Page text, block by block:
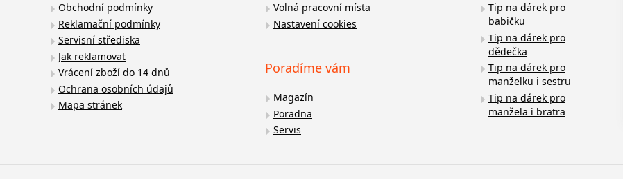
Obchodní podmínky
Reklamační podmínky
Servisní střediska
Jak reklamovat
Vrácení zboží do 14 dnů
Ochrana osobních údajů
Mapa stránek
Volná pracovní místa
Nastavení cookies
Poradíme vám
Magazín
Poradna
Servis
Tip na dárek pro
babičku
Tip na dárek pro
dědečka
Tip na dárek pro
manželku i sestru
Tip na dárek pro
manžela i bratra